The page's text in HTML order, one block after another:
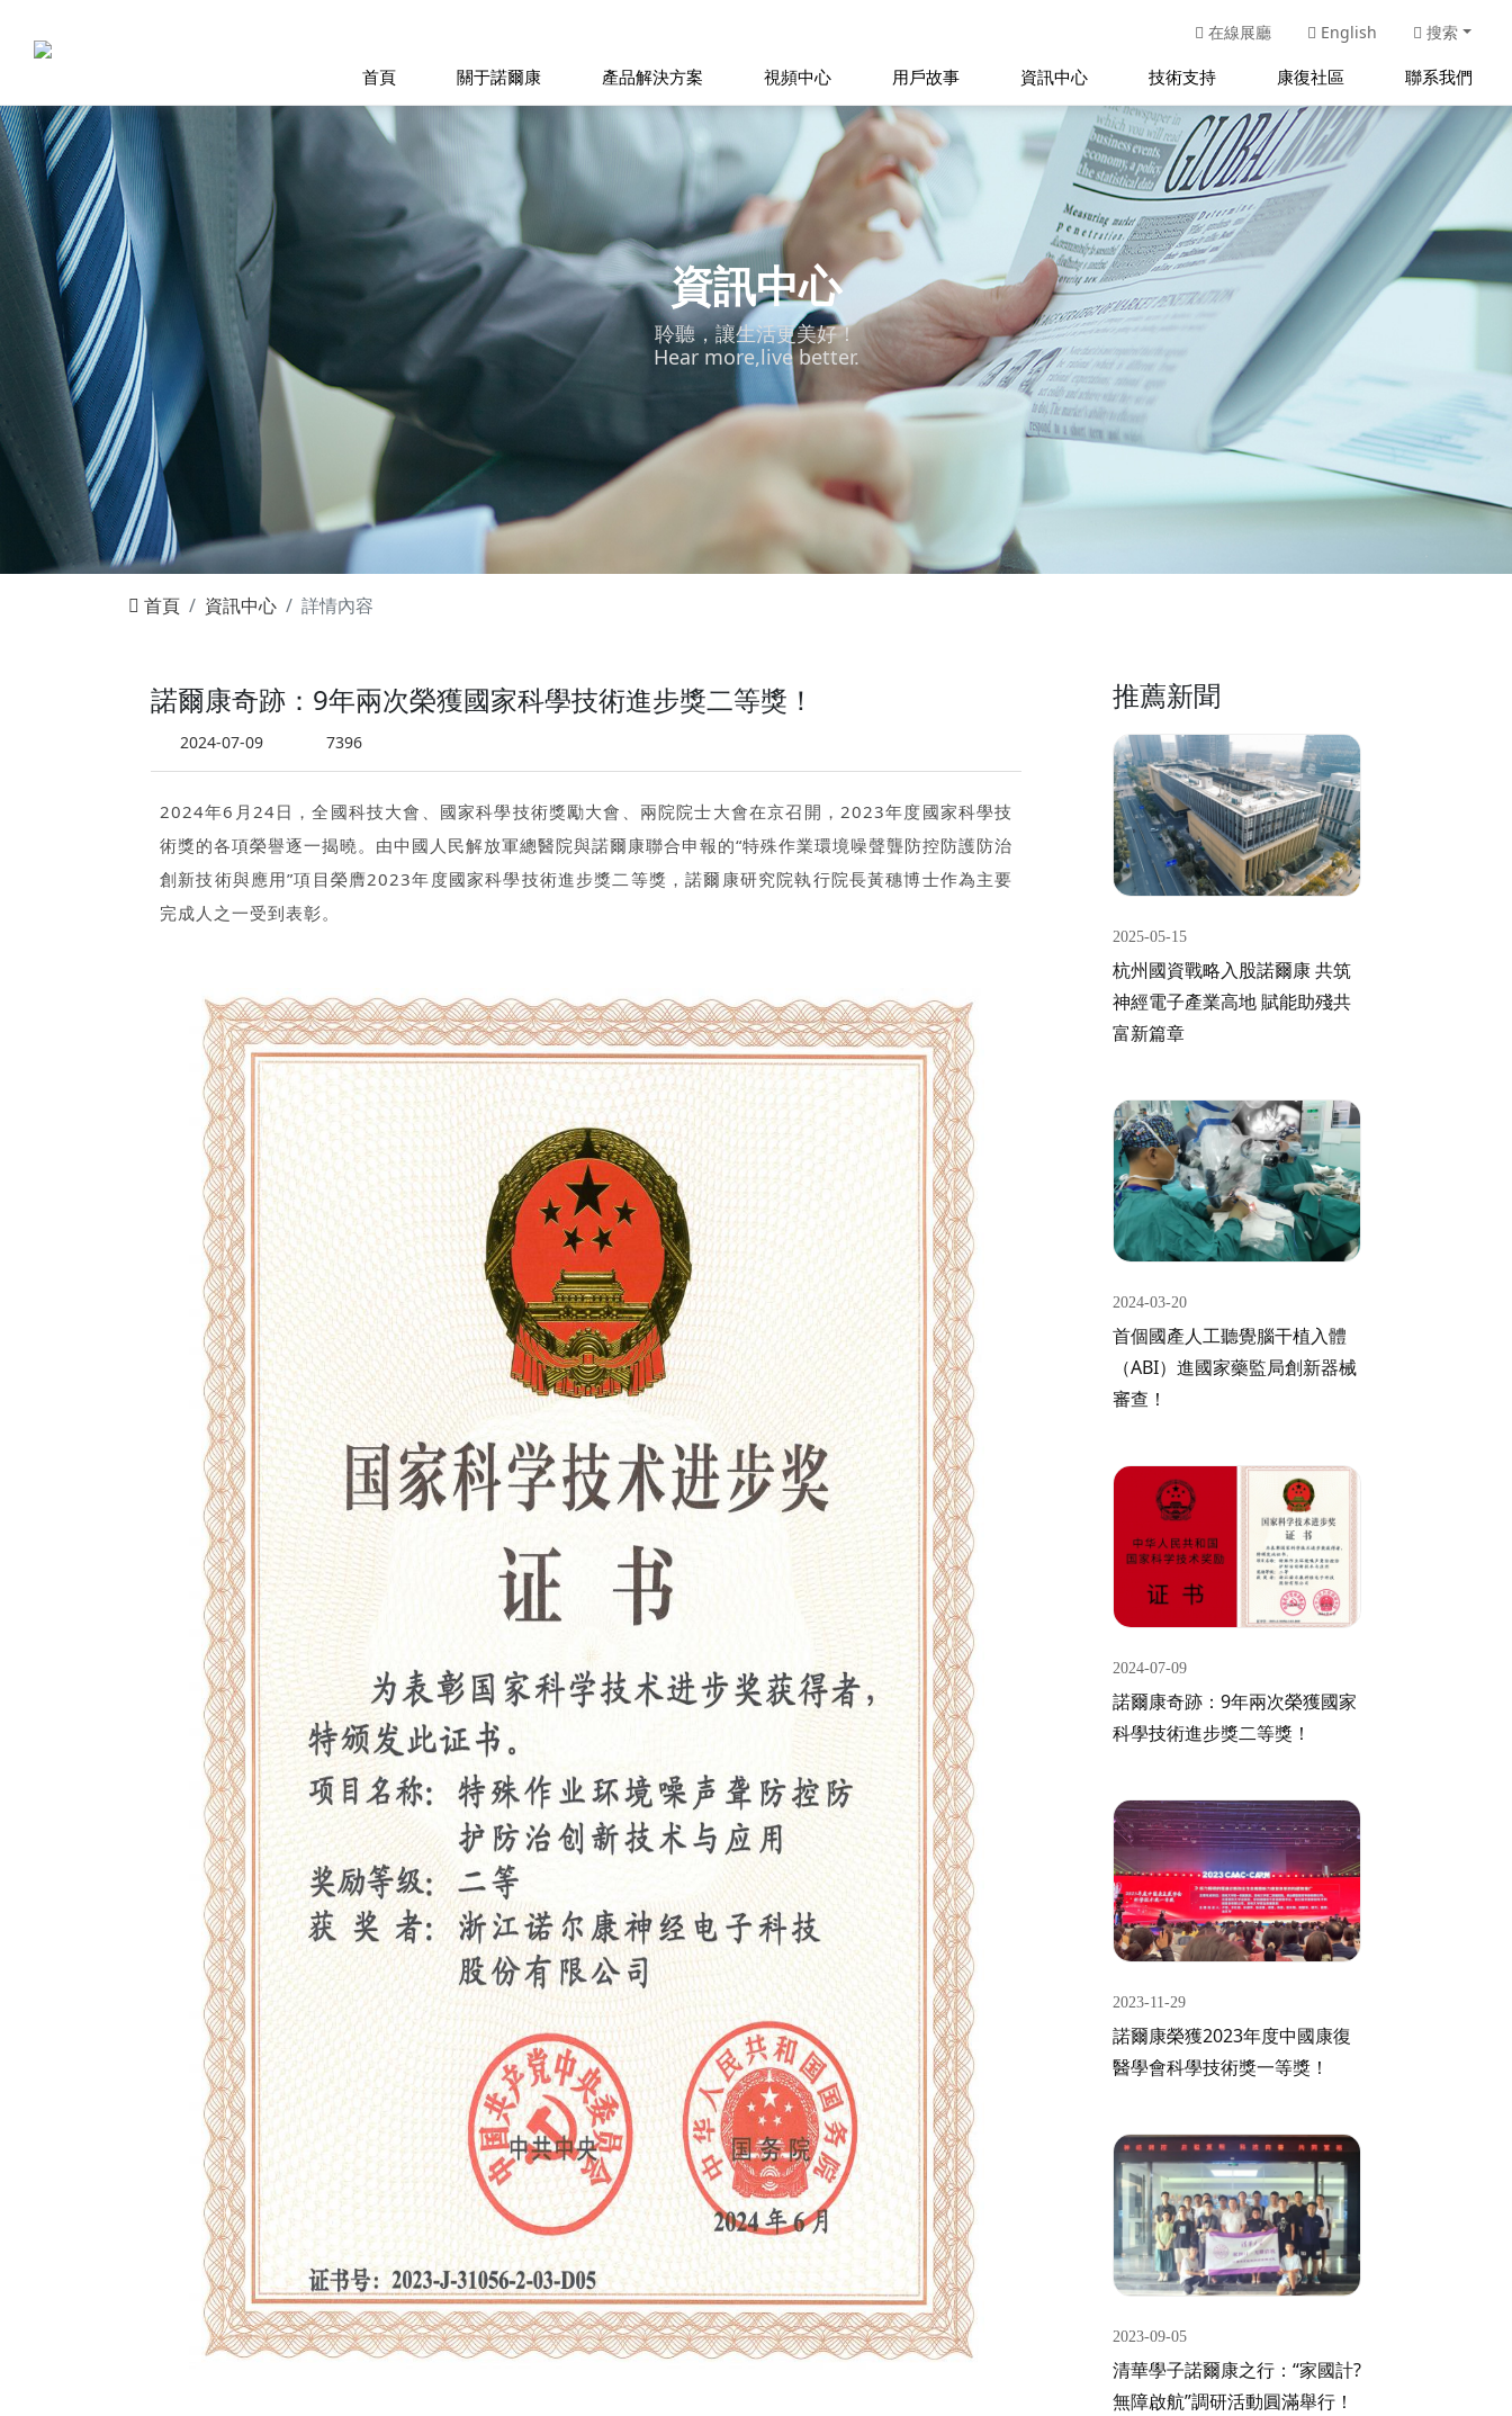
在線展廳 English 搜索
首頁 關于諾爾康 產品解決方案 視頻中心 用戶故事 資訊中心 技術支持 康復社區 聯系我們
資訊中心
聆聽，讓生活更美好！
Hear more,live better.
首頁 資訊中心 詳情內容
諾爾康奇跡：9年兩次榮獲國家科學技術進步獎二等獎！
2024-07-09 7396
2024年6月24日，全國科技大會、國家科學技術獎勵大會、兩院院士大會在京召開，2023年度國家科學技
術獎的各項榮譽逐一揭曉。由中國人民解放軍總醫院與諾爾康聯合申報的“特殊作業環境噪聲聾防控防護防治
創新技術與應用”項目榮膺2023年度國家科學技術進步獎二等獎，諾爾康研究院執行院長黃穗博士作為主要
完成人之一受到表彰。
推薦新聞
2025-05-15
杭州國資戰略入股諾爾康 共筑
神經電子產業高地 賦能助殘共
富新篇章
2024-03-20
首個國產人工聽覺腦干植入體
（ABI）進國家藥監局創新器械
審查！
2024-07-09
諾爾康奇跡：9年兩次榮獲國家
科學技術進步獎二等獎！
2023-11-29
諾爾康榮獲2023年度中國康復
醫學會科學技術獎一等獎！
2023-09-05
清華學子諾爾康之行：“家國計?
無障啟航”調研活動圓滿舉行！